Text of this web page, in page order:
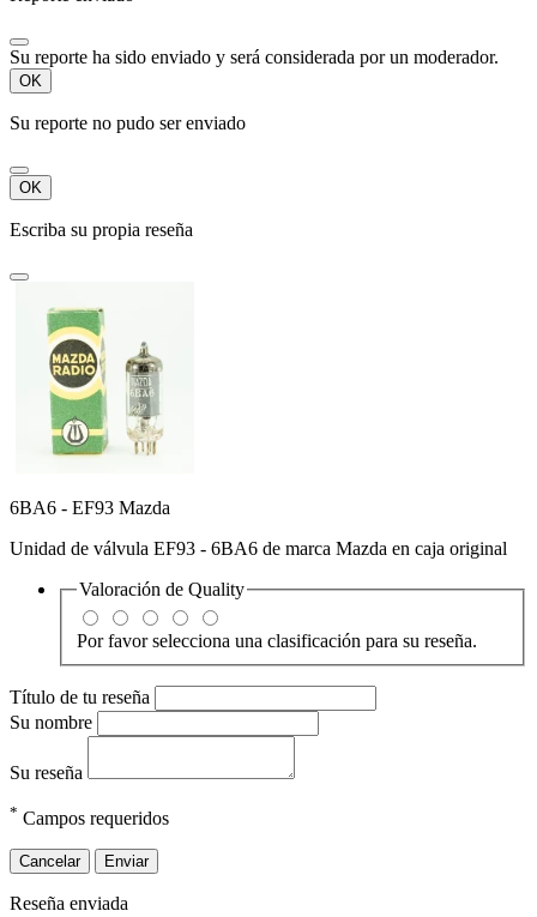
Su reporte ha sido enviado y será considerada por un moderador.
OK
Su reporte no pudo ser enviado
OK
Escriba su propia reseña
6BA6 - EF93 Mazda
Unidad de válvula EF93 - 6BA6 de marca Mazda en caja original
Valoración de Quality
Por favor selecciona una clasificación para su reseña.
Título de tu reseña
Su nombre
Su reseña
* Campos requeridos
Cancelar Enviar
Reseña enviada